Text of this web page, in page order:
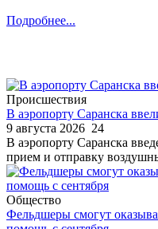
Подробнее...
Происшествия
В аэропорту Саранска
9 августа 2026 24
В аэропорту Саранска
прием и отправку
Общество
Фельдшеры смогут